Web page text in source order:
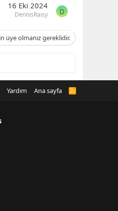
16 Eki 2024
DennisRaisy D
üye olmanız gereklidir.
Yardım Ana sayfa
R